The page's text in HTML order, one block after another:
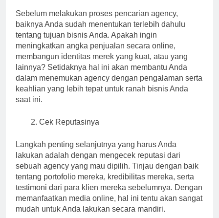
Sebelum melakukan proses pencarian agency,
baiknya Anda sudah menentukan terlebih dahulu
tentang tujuan bisnis Anda. Apakah ingin
meningkatkan angka penjualan secara online,
membangun identitas merek yang kuat, atau yang
lainnya? Setidaknya hal ini akan membantu Anda
dalam menemukan agency dengan pengalaman serta
keahlian yang lebih tepat untuk ranah bisnis Anda
saat ini.
Cek Reputasinya
Langkah penting selanjutnya yang harus Anda
lakukan adalah dengan mengecek reputasi dari
sebuah agency yang mau dipilih. Tinjau dengan baik
tentang portofolio mereka, kredibilitas mereka, serta
testimoni dari para klien mereka sebelumnya. Dengan
memanfaatkan media online, hal ini tentu akan sangat
mudah untuk Anda lakukan secara mandiri.